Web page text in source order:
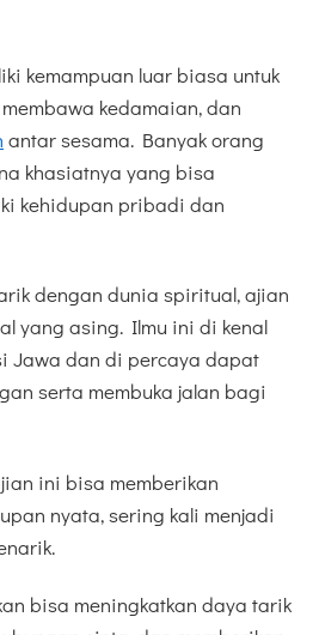
kemampuan luar biasa untuk
kedamaian, dan
antar sesama. Banyak orang
khasiatnya yang bisa
kehidupan pribadi dan
dengan dunia spiritual, ajian
yang asing. Ilmu ini di kenal
Jawa dan di percaya dapat
serta membuka jalan bagi
ini bisa memberikan
nyata, sering kali menjadi
bisa meningkatkan daya tarik